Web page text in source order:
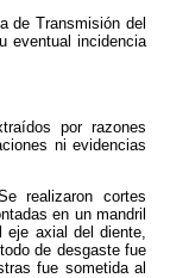
de Transmisión del
eventual incidencia
por razones
ni evidencias
realizaron cortes
en un mandril
axial del diente,
de desgaste fue
fue sometida al